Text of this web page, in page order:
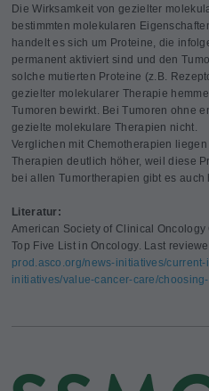
Die Wirksamkeit von gezielter
bestimmten molekularen
handelt es sich um Proteine, die
permanent aktiviert sind und den
solche mutierten Proteine (z.B.
gezielter molekularer Therapie
Tumoren bewirkt. Bei Tumoren ohne
gezielte molekulare Therapien nicht.
Verglichen mit Chemotherapien
Therapien deutlich höher, weil diese
bei allen Tumortherapien gibt es
Literatur:
American Society of Clinical Oncology
Top Five List in Oncology. Last
prod.asco.org/news-initiatives/
initiatives/value-cancer-care/